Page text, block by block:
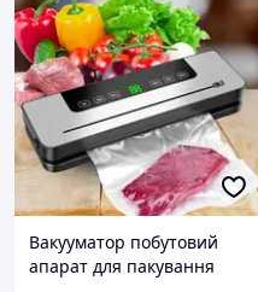
Вакууматор побутовий
апарат для пакування